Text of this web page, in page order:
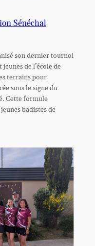
Sénéchal
son dernier tournoi
de l’école de
terrains pour
sous le signe du
Cette formule
badistes de